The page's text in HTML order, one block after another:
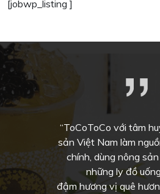
[jobwp_listing ]
“ToCoToCo với tâm
sản Việt Nam làm
chính, dùng nông
những ly đồ
đậm hương vị quê